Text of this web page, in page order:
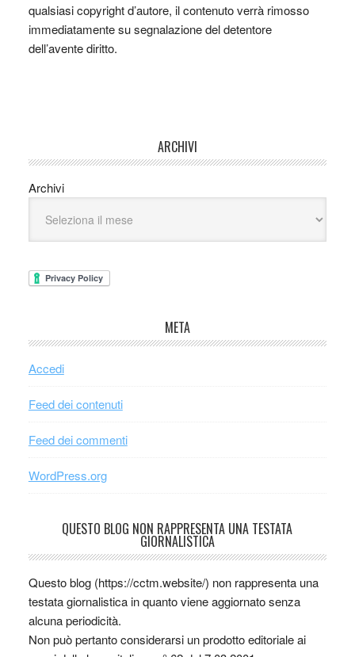
qualsiasi copyright d’autore, il contenuto verrà rimosso
immediatamente su segnalazione del detentore
dell’avente diritto.
ARCHIVI
Archivi
META
Accedi
Feed dei contenuti
Feed dei commenti
WordPress.org
QUESTO BLOG NON RAPPRESENTA UNA TESTATA
GIORNALISTICA
Questo blog (https://cctm.website/) non rappresenta una
testata giornalistica in quanto viene aggiornato senza
alcuna periodicità.
Non può pertanto considerarsi un prodotto editoriale ai